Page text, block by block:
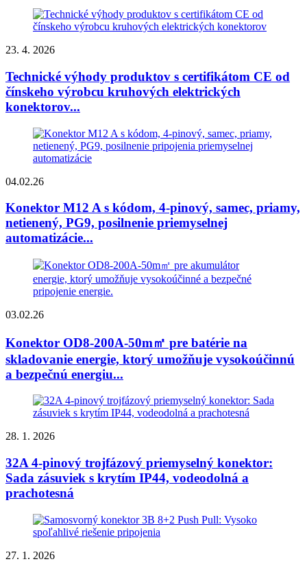
23. 4. 2026
Technické výhody produktov s certifikátom CE od
čínskeho výrobcu kruhových elektrických
konektorov...
04.02.26
Konektor M12 A s kódom, 4-pinový, samec, priamy,
netienený, PG9, posilnenie priemyselnej
automatizácie...
03.02.26
Konektor OD8-200A-50m㎡ pre batérie na
skladovanie energie, ktorý umožňuje vysokoúčinnú
a bezpečnú energiu...
28. 1. 2026
32A 4-pinový trojfázový priemyselný konektor:
Sada zásuviek s krytím IP44, vodeodolná a
prachotesná
27. 1. 2026